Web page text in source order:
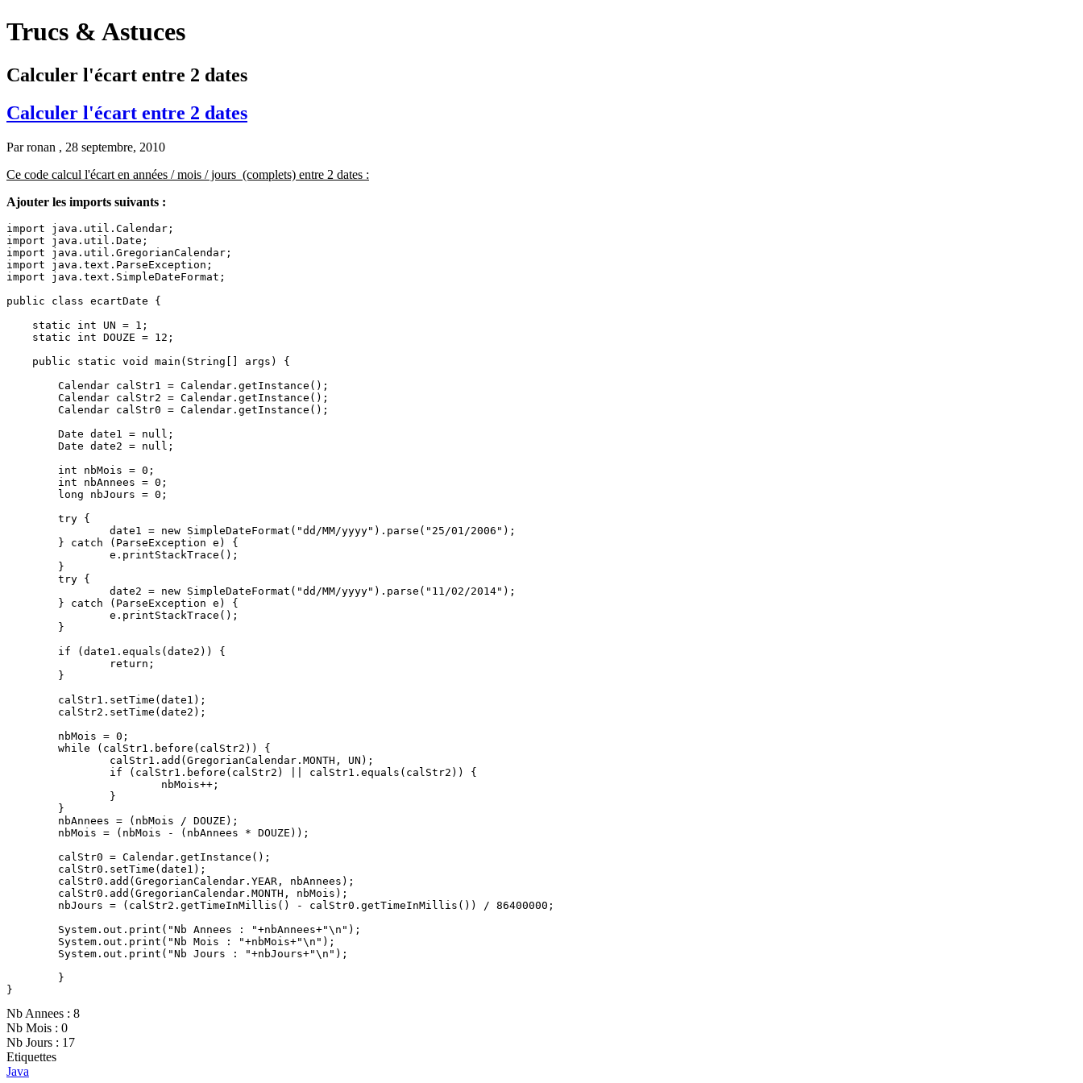
Trucs & Astuces
Calculer l'écart entre 2 dates
Calculer l'écart entre 2 dates
Parronan , 28 septembre, 2010
Ce code calcul l'écart en années / mois / jours (complets) entre 2 dates :
Ajouter les imports suivants :
import java.util.Calendar;
import java.util.Date;
import java.util.GregorianCalendar;
import java.text.ParseException;
import java.text.SimpleDateFormat;
public class ecartDate {
    static int UN = 1;
    static int DOUZE = 12;
    public static void main(String[] args) {
        Calendar calStr1 = Calendar.getInstance();
        Calendar calStr2 = Calendar.getInstance();
        Calendar calStr0 = Calendar.getInstance();
        Date date1 = null;
        Date date2 = null;
        int nbMois = 0;
        int nbAnnees = 0;
        long nbJours = 0;
        try {
                date1 = new SimpleDateFormat("dd/MM/yyyy").parse("25/01/2006");
        } catch (ParseException e) {
                e.printStackTrace();
        }
        try {
                date2 = new SimpleDateFormat("dd/MM/yyyy").parse("11/02/2014");
        } catch (ParseException e) {
                e.printStackTrace();
        }
        if (date1.equals(date2)) {
                return;
        }
        calStr1.setTime(date1);
        calStr2.setTime(date2);
        nbMois = 0;
        while (calStr1.before(calStr2)) {
                calStr1.add(GregorianCalendar.MONTH, UN);
                if (calStr1.before(calStr2) || calStr1.equals(calStr2)) {
                        nbMois++;
                }
        }
        nbAnnees = (nbMois / DOUZE);
        nbMois = (nbMois - (nbAnnees * DOUZE));
        calStr0 = Calendar.getInstance();
        calStr0.setTime(date1);
        calStr0.add(GregorianCalendar.YEAR, nbAnnees);
        calStr0.add(GregorianCalendar.MONTH, nbMois);
        nbJours = (calStr2.getTimeInMillis() - calStr0.getTimeInMillis()) / 86400000;
        System.out.print("Nb Annees : "+nbAnnees+"\n");
        System.out.print("Nb Mois : "+nbMois+"\n");
        System.out.print("Nb Jours : "+nbJours+"\n");
        }
Nb Annees : 8
Nb Mois : 0
Nb Jours : 17
Etiquettes
Java